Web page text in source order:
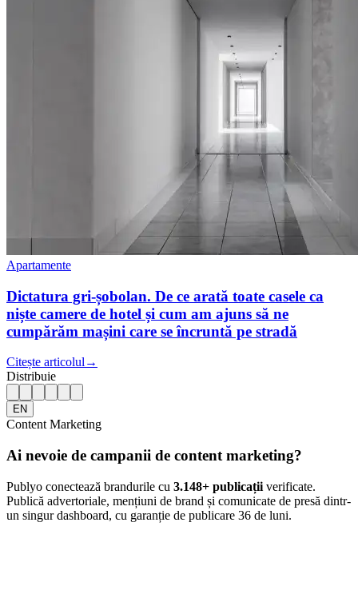
Apartamente
Dictatura gri-șobolan. De ce arată toate casele ca
niște camere de hotel și cum am ajuns să ne
cumpărăm mașini care se încruntă pe stradă
Citește articolul →
Distribuie
EN
Content Marketing
Ai nevoie de campanii de content marketing?
Publyo conectează brandurile cu 3.148+ publicații verificate.
Publică advertoriale, mențiuni de brand și comunicate de presă dintr-
un singur dashboard, cu garanție de publicare 36 de luni.